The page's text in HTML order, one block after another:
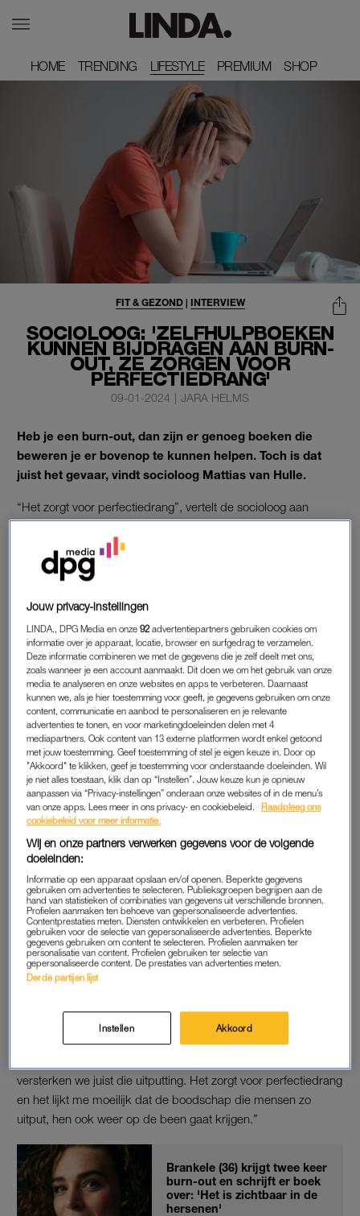
HOME
HOME TRENDING
TRENDING LIFESTYLE PREMIUM
PREMIUM SHOP
SHOP
SOCIOLOOG: 'ZELFHULPBOEKEN
KUNNEN BIJDRAGEN AAN BURN-
OUT, ZE ZORGEN VOOR
PERFECTIEDRANG'
FIT & GEZOND| INTERVIEW
09-01-2024 | JARA HELMS
Heb je een burn-out, dan zijn er genoeg boeken die
beweren je er bovenop te kunnen helpen. Toch is dat
juist het gevaar, vindt socioloog Mattias van Hulle.
“Het zorgt voor perfectiedrang”, vertelt de socioloog aan
LINDA.
BURN-OUT
De Mechelse socioloog schreef het boek
over hoe het komt dat een burn-out zo prominent aanwezig is
in deze maatschappij. “Ik hoorde er veel over en zag dat het in
de media vaak over een burn-out ging. Ik wilde onderzoeken
waar dit vandaan kwam en sprak onder anderen met mensen
die hier last van hebben gehad. Ik merkte dat we zo moeilijk
vat krijgen opdeze ziekte“, vertelt hij aan LINDA.
DE BOOSDOENER
Tijdens het schrijven van het boek viel Van Hulle iets op:
“Wanneer mensen last hebben van een burn-out of iets
In deze boeken worden veel goedbedoelde adviezen
prioriteiten stellen, assertiviteitstraining volgen en de beste
versie van jezelf zijn. Met deze goedbedoelde woorden word
je aangespoord om vooral goed en sterk te zijn en dat je zelf
verantwoordelijk bent voor je eigen succes”, vertelt de
socioloog.
geval zegt hij. “Ik merk als socioloog dat die boodschap juist
mensen uitput. Weerbaar en veerkrachtig worden is goed,
versterken we juist die uitputting. Het zorgt voor perfectiedrang
en het lijkt me moeilijk dat de boodschap die mensen zo
uitput, hen ook weer op de been gaat krijgen.”
Brankele (36) krijgt twee keer
burn-out en schrijft er boek
over: 'Het is zichtbaar in de
hersenen'
Jouw privacy-instellingen
LINDA., DPG Media en onze92 advertentiepartners gebruiken cookies om
informatie over je apparaat, locatie, browser en surfgedrag te verzamelen.
Deze informatie combineren we met de gegevens die je zelf deelt met ons,
zoals wanneer je een account aanmaakt. Dit doen we om het gebruik van onze
media te analyseren en onze websites en apps te verbeteren. Daarnaast
kunnen we, als je hier toestemming voor geeft, je gegevens gebruiken om onze
content, communicatie en aanbod te personaliseren en je relevante
advertenties te tonen, en voor marketingdoeleinden delen met 4
mediapartners. Ook content van 13 externe platformen wordt enkel getoond
met jouw toestemming. Geef toestemming of stel je eigen keuze in. Door op
"Akkoord" te klikken, geef je toestemming voor onderstaande doeleinden. Wil
je niet alles toestaan, klik dan op “Instellen”. Jouw keuze kun je opnieuw
aanpassen via “Privacy-instellingen” onderaan onze websites of in de menu’s
van onze apps. Lees meer in ons privacy- en cookiebeleid.
Raadpleeg ons
cookiebeleid voor meer informatie.
Wij en onze partners verwerken gegevens voor de volgende
doeleinden:
Informatie op een apparaat opslaan en/of openen. Beperkte gegevens
gebruiken om advertenties te selecteren. Publieksgroepen begrijpen aan de
hand van statistieken of combinaties van gegevens uit verschillende bronnen.
Profielen aanmaken ten behoeve van gepersonaliseerde advertenties.
Contentprestaties meten. Diensten ontwikkelen en verbeteren. Profielen
gebruiken voor de selectie van gepersonaliseerde advertenties. Beperkte
gegevens gebruiken om content te selecteren. Profielen aanmaken ter
personalisatie van content. Profielen gebruiken ter selectie van
gepersonaliseerde content. De prestaties van advertenties meten.
Derde partijen lijst
Instellen Akkoord